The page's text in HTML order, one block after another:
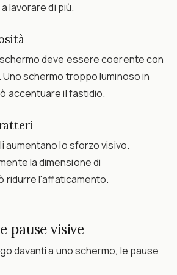
lavorare di più.
deve essere coerente con
Uno schermo troppo luminoso in
accentuare il fastidio.
aumentano lo sforzo visivo.
la dimensione di
ridurre l'affaticamento.
pause visive
davanti a uno schermo, le pause